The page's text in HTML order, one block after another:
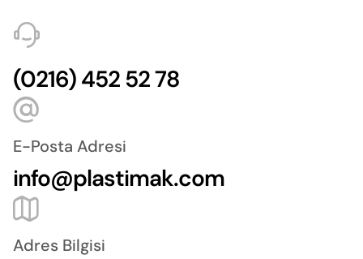
(0216) 452 52 78
E-Posta Adresi
info@plastimak.com
Adres Bilgisi